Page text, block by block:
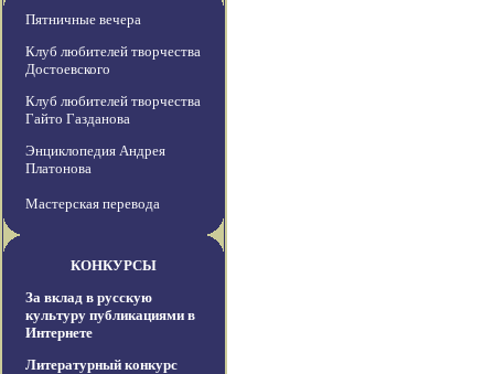
Пятничные вечера
Клуб любителей творчества
Достоевского
Клуб любителей творчества
Гайто Газданова
Энциклопедия Андрея
Платонова
Мастерская перевода
КОНКУРСЫ
За вклад в русскую
культуру публикациями в
Интернете
Литературный конкурс